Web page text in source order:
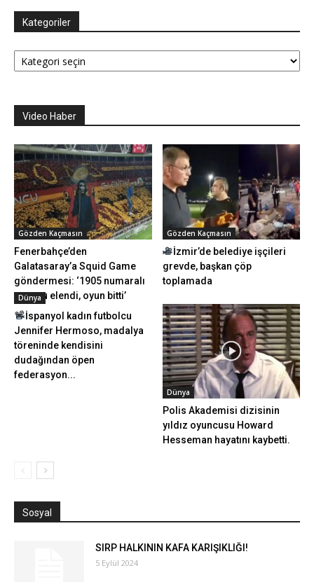
Kategoriler
Kategoriler
Video Haber
Gözden Kaçmasın
Fenerbahçe’den
Galatasaray’a Squid Game
göndermesi: ‘1905 numaralı
oyuncu elendi, oyun bitti’
Gözden Kaçmasın
İzmir’de belediye işçileri
grevde, başkan çöp
toplamada
Dünya
İspanyol kadın futbolcu
Jennifer Hermoso, madalya
töreninde kendisini
dudağından öpen
federasyon...
Dünya
Polis Akademisi dizisinin
yıldız oyuncusu Howard
Hesseman hayatını kaybetti.
Sosyal
SIRP HALKININ KAFA KARIŞIKLIĞI!
5 Eylül 2024